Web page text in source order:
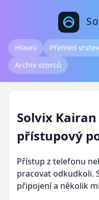
Hlavní Přehled vrstev
Archiv vzorců
Solvix
přístupový
Přístup z telefonu
pracovat odkudkoli.
připojení a několik